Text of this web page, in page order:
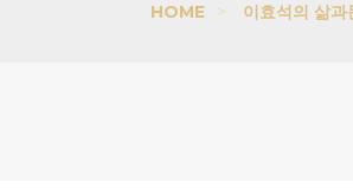
HOME > 이효석의 삶과